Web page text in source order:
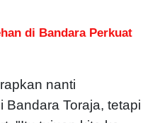
di Bandara Perkuat
nanti
Bandara Toraja, tetapi